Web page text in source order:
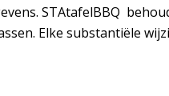
STAtafelBBQ
Elke substantiële